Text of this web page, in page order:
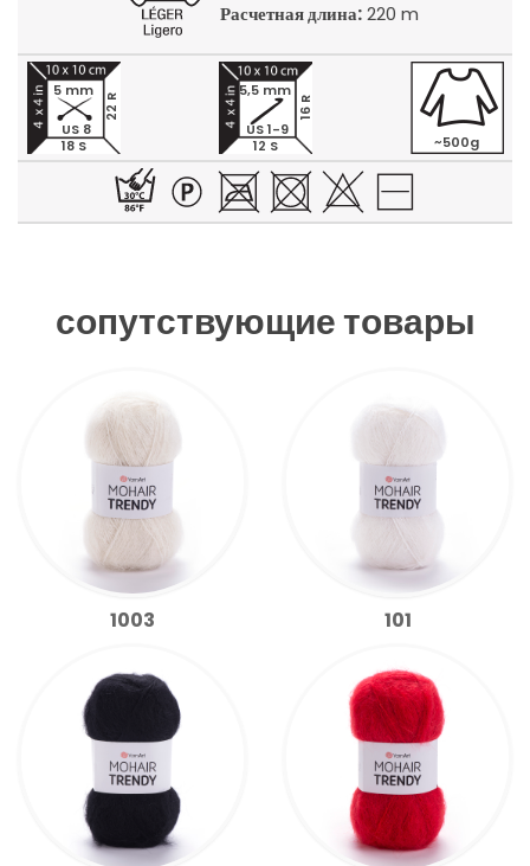
Расчетная длина:220 m
18 S
22 R
5 mm
US 8
12 S
16 R
5,5 mm
US 1-9
~500g
сопутствующие товары
1003 101